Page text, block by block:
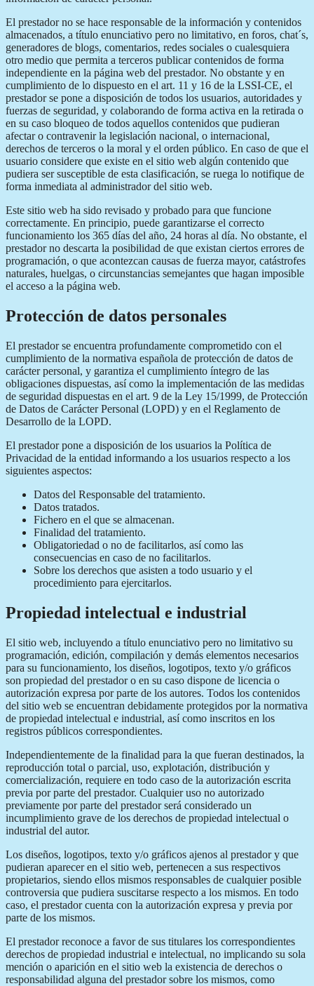
El prestador no se hace responsable de la información y contenidos
almacenados, a título enunciativo pero no limitativo, en foros, chat´s,
generadores de blogs, comentarios, redes sociales o cualesquiera
otro medio que permita a terceros publicar contenidos de forma
independiente en la página web del prestador. No obstante y en
cumplimiento de lo dispuesto en el art. 11 y 16 de la LSSI-CE, el
prestador se pone a disposición de todos los usuarios, autoridades y
fuerzas de seguridad, y colaborando de forma activa en la retirada o
en su caso bloqueo de todos aquellos contenidos que pudieran
afectar o contravenir la legislación nacional, o internacional,
derechos de terceros o la moral y el orden público. En caso de que el
usuario considere que existe en el sitio web algún contenido que
pudiera ser susceptible de esta clasificación, se ruega lo notifique de
forma inmediata al administrador del sitio web.
Este sitio web ha sido revisado y probado para que funcione
correctamente. En principio, puede garantizarse el correcto
funcionamiento los 365 días del año, 24 horas al día. No obstante, el
prestador no descarta la posibilidad de que existan ciertos errores de
programación, o que acontezcan causas de fuerza mayor, catástrofes
naturales, huelgas, o circunstancias semejantes que hagan imposible
el acceso a la página web.
Protección de datos personales
El prestador se encuentra profundamente comprometido con el
cumplimiento de la normativa española de protección de datos de
carácter personal, y garantiza el cumplimiento íntegro de las
obligaciones dispuestas, así como la implementación de las medidas
de seguridad dispuestas en el art. 9 de la Ley 15/1999, de Protección
de Datos de Carácter Personal (LOPD) y en el Reglamento de
Desarrollo de la LOPD.
El prestador pone a disposición de los usuarios la Política de
Privacidad de la entidad informando a los usuarios respecto a los
siguientes aspectos:
Datos del Responsable del tratamiento.
Datos tratados.
Fichero en el que se almacenan.
Finalidad del tratamiento.
Obligatoriedad o no de facilitarlos, así como las
consecuencias en caso de no facilitarlos.
Sobre los derechos que asisten a todo usuario y el
procedimiento para ejercitarlos.
Propiedad intelectual e industrial
El sitio web, incluyendo a título enunciativo pero no limitativo su
programación, edición, compilación y demás elementos necesarios
para su funcionamiento, los diseños, logotipos, texto y/o gráficos
son propiedad del prestador o en su caso dispone de licencia o
autorización expresa por parte de los autores. Todos los contenidos
del sitio web se encuentran debidamente protegidos por la normativa
de propiedad intelectual e industrial, así como inscritos en los
registros públicos correspondientes.
Independientemente de la finalidad para la que fueran destinados, la
reproducción total o parcial, uso, explotación, distribución y
comercialización, requiere en todo caso de la autorización escrita
previa por parte del prestador. Cualquier uso no autorizado
previamente por parte del prestador será considerado un
incumplimiento grave de los derechos de propiedad intelectual o
industrial del autor.
Los diseños, logotipos, texto y/o gráficos ajenos al prestador y que
pudieran aparecer en el sitio web, pertenecen a sus respectivos
propietarios, siendo ellos mismos responsables de cualquier posible
controversia que pudiera suscitarse respecto a los mismos. En todo
caso, el prestador cuenta con la autorización expresa y previa por
parte de los mismos.
El prestador reconoce a favor de sus titulares los correspondientes
derechos de propiedad industrial e intelectual, no implicando su sola
mención o aparición en el sitio web la existencia de derechos o
responsabilidad alguna del prestador sobre los mismos, como